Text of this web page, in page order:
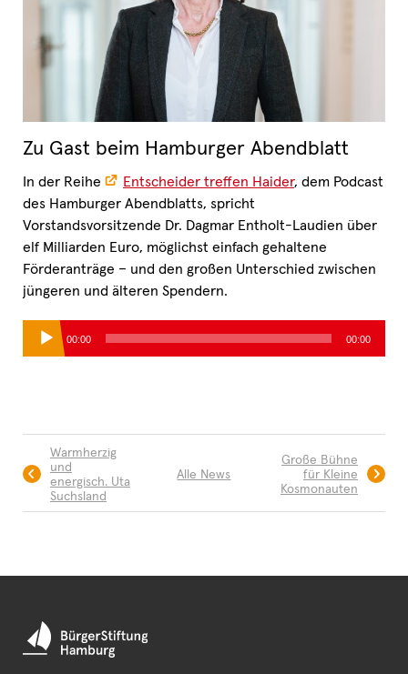
Zu Gast beim Hamburger Abendblatt
In der Reihe Entscheider treffen Haider, dem Podcast
des Hamburger Abendblatts, spricht
Vorstandsvorsitzende Dr. Dagmar Entholt-Laudien über
elf Milliarden Euro, möglichst einfach gehaltene
Förderanträge – und den großen Unterschied zwischen
jüngeren und älteren Spendern.
Audio-
00:00 00:00
Warmherzig
und
energisch. Uta
Suchsland
Alle News
Große Bühne
für Kleine
Kosmonauten